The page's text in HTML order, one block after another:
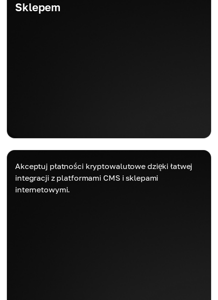
Sklepem
Akceptuj płatności kryptowalutowe dzięki łatwej
integracji z platformami CMS i sklepami
internetowymi.